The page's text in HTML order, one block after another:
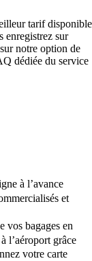
tarif disponible
enregistrez sur
notre option de
dédiée du service
à l’avance
et
vos bagages en
l’aéroport grâce
votre carte